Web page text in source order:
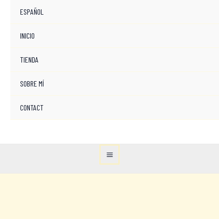
ESPAÑOL
INICIO
TIENDA
SOBRE MÍ
CONTACT